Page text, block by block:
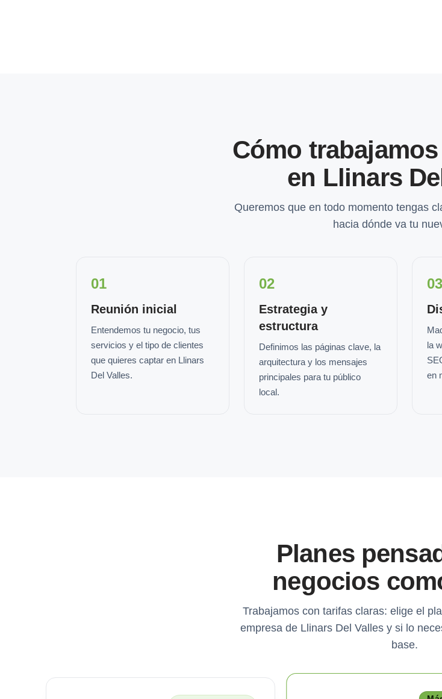
Cómo
en Llinars
Queremos que en todo momento tengas
hacia dónde va tu
01
Reunión inicial
Entendemos tu negocio, tus
servicios y el tipo de clientes
que quieres captar en Llinars
Del Valles.
02
Estrategia y
estructura
Definimos las páginas clave, la
arquitectura y los mensajes
principales para tu público
local.
03
la
en
Planes
negocios
Trabajamos con tarifas claras: elige el
empresa de Llinars Del Valles y si lo
base.